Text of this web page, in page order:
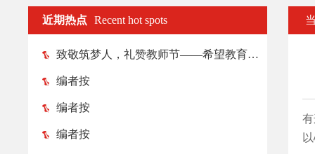
近期热点 Recent hot spots
致敬筑梦人，礼赞教师节——希望教育各院校纷纷举行教师节庆祝活动
编者按
编者按
编者按